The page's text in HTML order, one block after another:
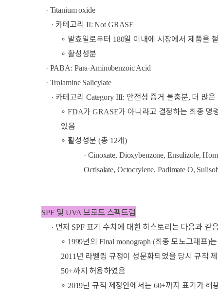
· Titanium oxide
· 카테고리 II: Not GRASE
∘ 발효일로부터 180일 이내에 시장에서 제품을
∘ 활성성분
· PABA: Para-Aminobenzoic Acid
· Trolamine Salicylate
· 카테고리 Category III: 안전성 증거 불충분, 더 많
∘ FDA가GRASE가 아니라고 결정하는 최종 명
있음
∘ 활성성분(총 12개)
· Cinoxate, Dioxybenzone, Ensulizole,
Octisalate, Octocrylene, Padimate O,
SPF 및 UVA 브로드 스펙트럼
· 먼저 SPF 표기 수치에 대한 히스토리는 다음과 같
∘ 1999년의 Final monograph (최종 모노그래프)
2011 년 라벨링 규정이 성문화되었을 당시 규칙
50+까지 허용하였음
∘ 2019년 규칙 제정안에서는 60+까지 표기가 허